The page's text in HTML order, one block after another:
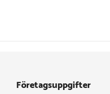
Företagsuppgifter